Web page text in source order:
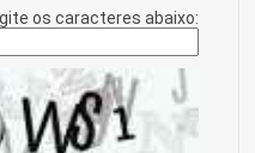
os caracteres abaixo: